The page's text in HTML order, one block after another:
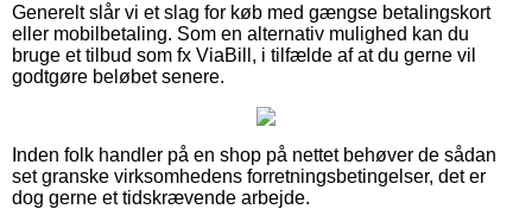
Generelt slår vi et slag for køb med gængse betalingskort
eller mobilbetaling. Som en alternativ mulighed kan du
bruge et tilbud som fx ViaBill, i tilfælde af at du gerne vil
godtgøre beløbet senere.
Inden folk handler på en shop på nettet behøver de sådan
set granske virksomhedens forretningsbetingelser, det er
dog gerne et tidskrævende arbejde.